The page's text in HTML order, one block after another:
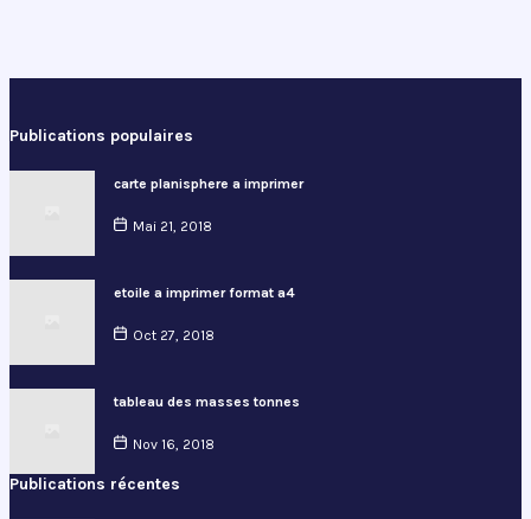
Publications populaires
carte planisphere a imprimer
Mai 21, 2018
etoile a imprimer format a4
Oct 27, 2018
tableau des masses tonnes
Nov 16, 2018
Publications récentes